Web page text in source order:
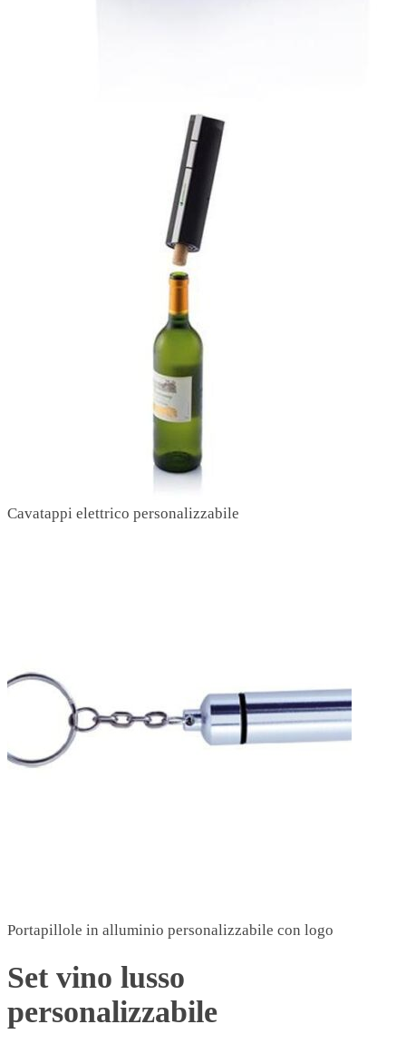
Cavatappi elettrico personalizzabile
Portapillole in alluminio personalizzabile con logo
Set vino lusso
personalizzabile